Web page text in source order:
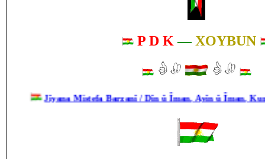
P D K— XOYBUN
Jîyana Mistefa Barzanî / Dîn û Îman, Ayîn û Îman,